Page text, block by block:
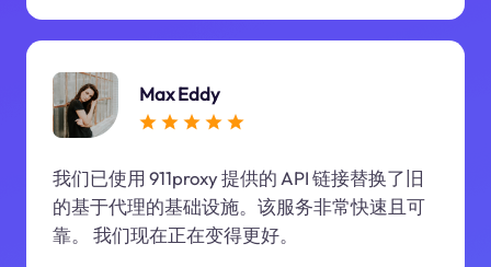
Max Eddy
我们已使用 911proxy 提供的 API 链接替换了旧
的基于代理的基础设施。该服务非常快速且可
靠。 我们现在正在变得更好。